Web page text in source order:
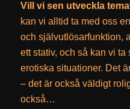
Vill vi sen utveckla
kan vi alltid ta med oss
och självutlösarfunktion,
ett stativ, och så kan vi
erotiska situationer. Det
– det är också väldigt
också…